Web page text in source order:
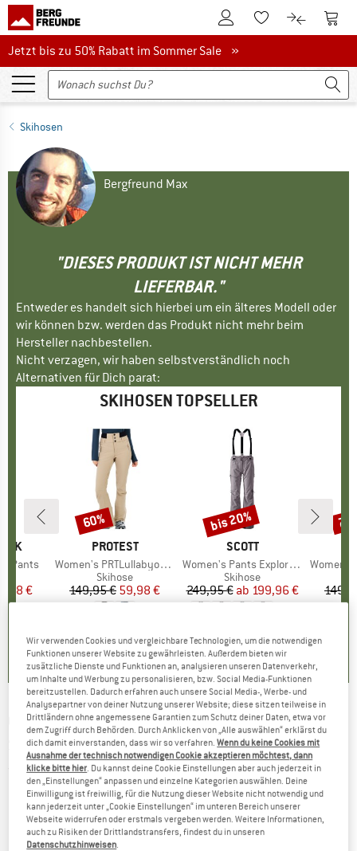
Zum KundenkontoZum Merkzettel.
Zum Zum
Jetzt bis zu 50% Rabatt im Sommer Sale
Jetzt bis zu 50% Rabatt im Sommer Sale »
Skihosen
Bergfreund Max
"DIESES PRODUKT IST NICHT MEHR
LIEFERBAR."
Entweder es handelt sich hierbei um ein älteres Modell oder
wir können bzw. werden das Produkt nicht mehr beim
Hersteller nachbestellen.
Nicht verzagen, wir haben selbstverständlich noch
Alternativen für Dich parat:
SKIHOSEN TOPSELLER
Pants
Preis
€
MARKE
PROTEST
Artikel
Women's PRTLullabyos Snowpants
Produktgruppe
Skihose
Preis
149,95 €reduzierter Preis
59,98 €
Rabatt
60%
MARKE
SCOTT
Artikel
Women's Pants Explorair 3L
Produktgruppe
Skihose
Preis
249,95 € reduzierter Preis
ab 199,96 €
Rabatt
bis 20%
Artikel
Women's
O'NEILL -Kid's O'riginals Bib Snow Pants -
Skihose
(0)
Wir verwenden Cookies und vergleichbare Technologien, um die notwendigen
Funktionen unserer Website zu gewährleisten. Außerdem bieten wir
zusätzliche Dienste und Funktionen an, analysieren unseren Datenverkehr,
um Inhalte und Werbung zu personalisieren, bzw. Social Media-Funktionen
bereitzustellen. Dadurch erfahren auch unsere Social Media-, Werbe- und
Analysepartner von deiner Nutzung unserer Website; diese sitzen teilweise in
Drittländern ohne angemessene Garantien zum Schutz deiner Daten, etwa vor
dem Zugriff durch Behörden. Durch Anklicken von „Alle auswählen“ erklärst du
dich damit einverstanden, dass wir so verfahren.Wenn du keine Cookies mit
Ausnahme der technisch notwendigen Cookie akzeptieren möchtest, dann
klicke bitte hier . Du kannst deine Cookie Einstellungen aber auch jederzeit in
den „Einstellungen“ anpassen und einzelne Kategorien auswählen. Deine
Einwilligung ist freiwillig, für die Nutzung dieser Website nicht notwendig und
kann jederzeit unter „Cookie Einstellungen“ im unteren Bereich unserer
Webseite widerrufen oder erstmals vergeben werden. Weitere Informationen,
auch zu Risiken der Drittlandstransfers, findest du in unseren
Datenschutzhinweisen